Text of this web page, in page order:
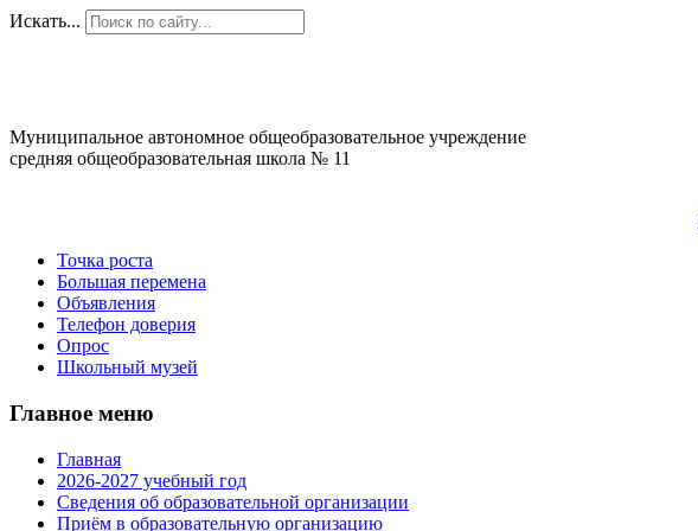
Искать...
Муниципальное автономное общеобразовательное учреждение
средняя общеобразовательная школа № 11
Точка роста
Большая перемена
Объявления
Телефон доверия
Опрос
Школьный музей
Главное меню
Главная
2026-2027 учебный год
Сведения об образовательной организации
Приём в образовательную организацию